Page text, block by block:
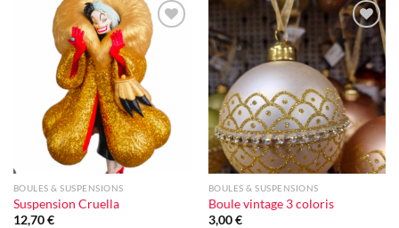
Ajouter
à la liste
BOULES & SUSPENSIONS
Suspension Cruella
12,70€
Ajouter
à la liste
d'envie
BOULES & SUSPENSIONS
Boule vintage 3 coloris
3,00€